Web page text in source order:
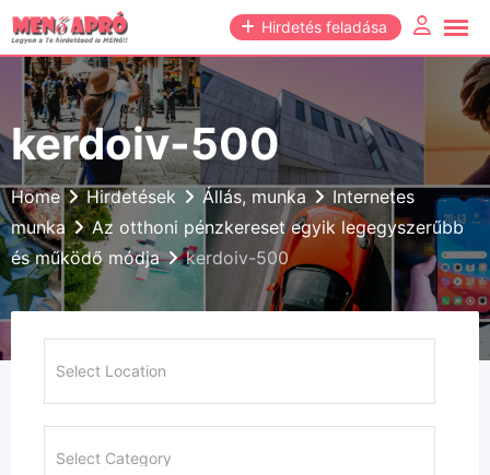
Skip
to
content
Hirdetés feladása
kerdoiv-500
Home Hirdetések Állás, munka
Internetes
munka
Az otthoni pénzkereset egyik legegyszerűbb
és működő módja
kerdoiv-500